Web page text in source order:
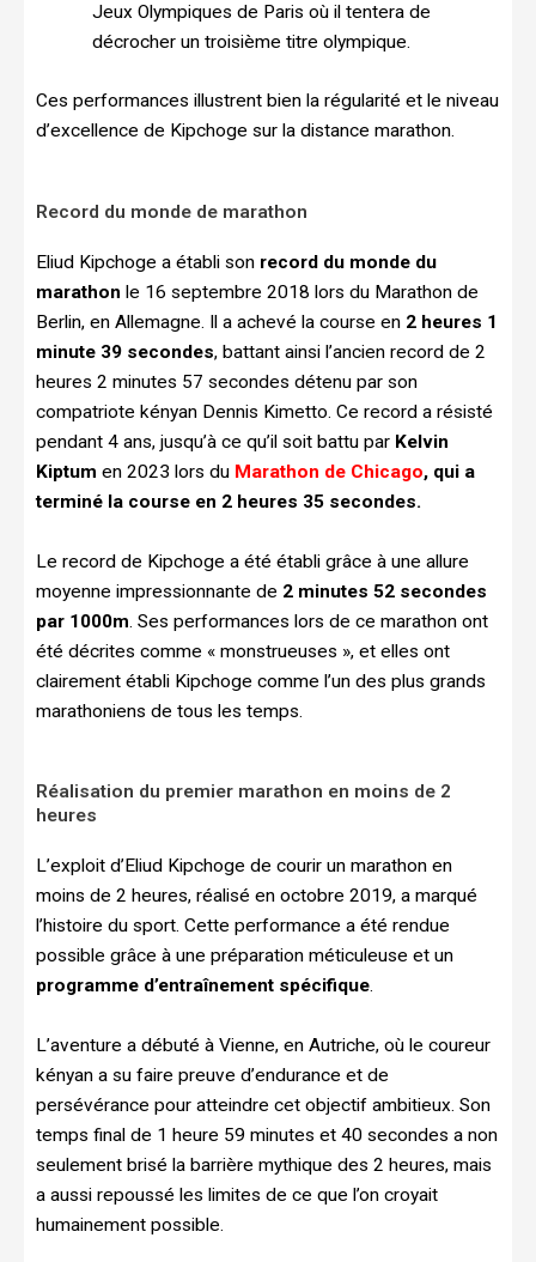
Jeux Olympiques de Paris où il tentera de
décrocher un troisième titre olympique.
Ces performances illustrent bien la régularité et le niveau
d’excellence de Kipchoge sur la distance marathon.
Record du monde de marathon
Eliud Kipchoge a établi son record du monde du
marathon le 16 septembre 2018 lors du Marathon de
Berlin, en Allemagne. Il a achevé la course en 2 heures 1
minute 39 secondes, battant ainsi l’ancien record de 2
heures 2 minutes 57 secondes détenu par son
compatriote kényan Dennis Kimetto. Ce record a résisté
pendant 4 ans, jusqu’à ce qu’il soit battu par Kelvin
Kiptum en 2023 lors du Marathon de Chicago, qui a
terminé la course en 2 heures 35 secondes.
Le record de Kipchoge a été établi grâce à une allure
moyenne impressionnante de 2 minutes 52 secondes
par 1000m . Ses performances lors de ce marathon ont
été décrites comme « monstrueuses », et elles ont
clairement établi Kipchoge comme l’un des plus grands
marathoniens de tous les temps.
Réalisation du premier marathon en moins de 2
heures
L’exploit d’Eliud Kipchoge de courir un marathon en
moins de 2 heures, réalisé en octobre 2019, a marqué
l’histoire du sport. Cette performance a été rendue
possible grâce à une préparation méticuleuse et un
programme d’entraînement spécifique.
L’aventure a débuté à Vienne, en Autriche, où le coureur
kényan a su faire preuve d’endurance et de
persévérance pour atteindre cet objectif ambitieux. Son
temps final de 1 heure 59 minutes et 40 secondes a non
seulement brisé la barrière mythique des 2 heures, mais
a aussi repoussé les limites de ce que l’on croyait
humainement possible.